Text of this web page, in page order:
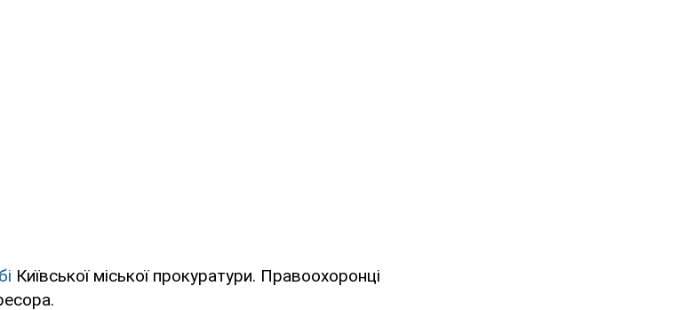
Київської міської прокуратури. Правоохоронці